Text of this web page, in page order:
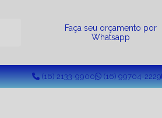
Faça seu orçamento por
Whatsapp
(16) 2133-9900 (16) 99704-2229